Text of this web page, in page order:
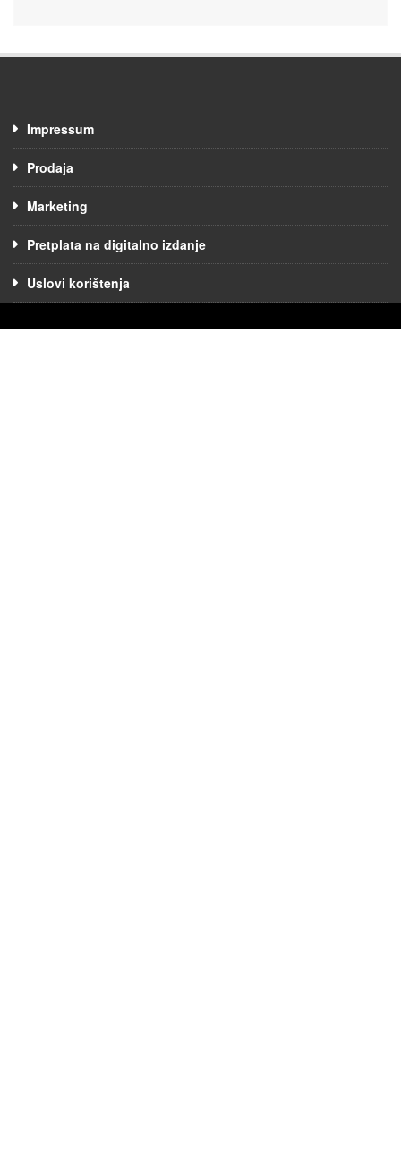
Impressum
Prodaja
Marketing
Pretplata na digitalno izdanje
Uslovi korištenja